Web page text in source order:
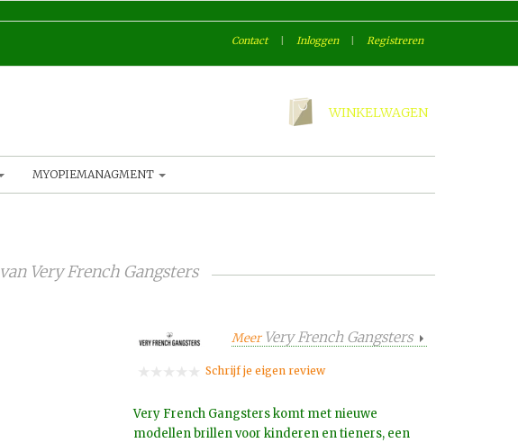
Contact Inloggen Registreren
WINKELWAGEN
MYOPIEMANAGMENT
van Very French Gangsters
Meer Very French Gangsters
Schrijf je eigen review
Very French Gangsters komt met nieuwe
modellen brillen voor kinderen en tieners, een